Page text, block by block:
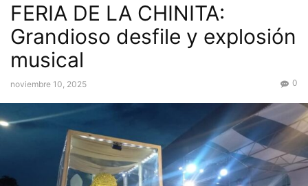
FERIA DE LA CHINITA:
Grandioso desfile y explosión
musical
noviembre 10, 2025 0